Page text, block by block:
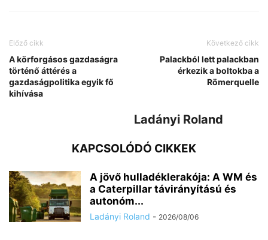
Előző cikk
A körforgásos gazdaságra
történő áttérés a
gazdaságpolitika egyik fő
kihívása
Következő cikk
Palackból lett palackban
érkezik a boltokba a
Römerquelle
Ladányi Roland
KAPCSOLÓDÓ CIKKEK
A jövő hulladéklerakója: A WM és
a Caterpillar távirányítású és
autonóm...
Ladányi Roland - 2026/08/06